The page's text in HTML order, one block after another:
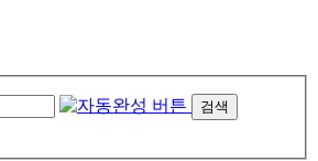
검색